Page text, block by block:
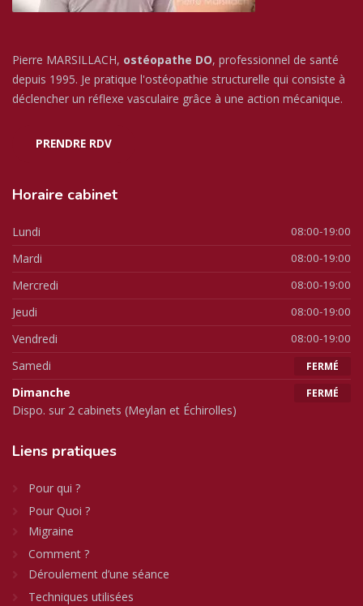
Pierre MARSILLACH, ostéopathe DO, professionnel de santé
depuis 1995. Je pratique l'ostéopathie structurelle qui consiste à
déclencher un réflexe vasculaire grâce à une action mécanique.
PRENDRE RDV
Horaire cabinet
Lundi 08:00-19:00
Mardi 08:00-19:00
Mercredi 08:00-19:00
Jeudi 08:00-19:00
Vendredi 08:00-19:00
Samedi FERMÉ
Dimanche FERMÉ
Dispo. sur 2 cabinets (Meylan et Échirolles)
Liens pratiques
Pour qui ?
Pour Quoi ?
Migraine
Comment ?
Déroulement d’une séance
Techniques utilisées